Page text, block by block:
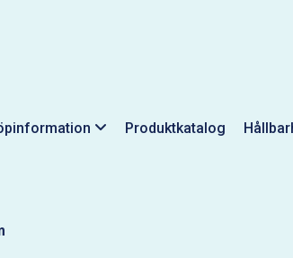
Produktkatalog